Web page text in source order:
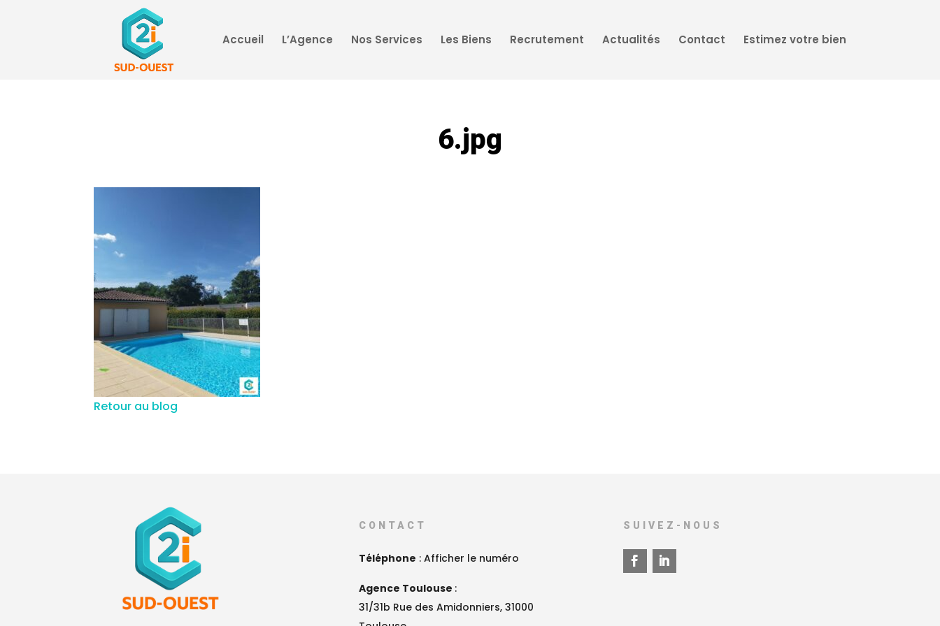
Accueil L’Agence Nos Services Les Biens Recrutement Actualités Contact Estimez votre bien
6.jpg
Retour au blog
CONTACT
Téléphone : Afficher le numéro
Agence Toulouse :
31/31b Rue des Amidonniers, 31000
SUIVEZ-NOUS